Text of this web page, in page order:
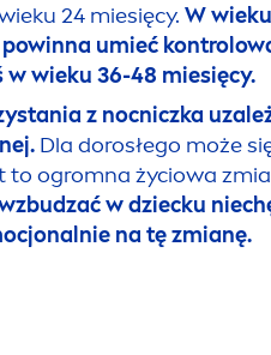
24 miesięcy. W
umieć
w wieku 36-48 miesięcy.
z nocniczka
Dla dorosłego może
to ogromna życiowa
w dziecku
na tę zmianę.